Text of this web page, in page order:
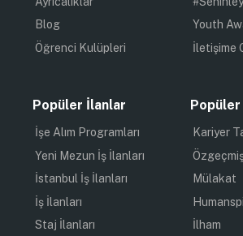
Blog
Öğrenci Kulüpleri
Youth
İletişime
Popüler İlanlar
İşe Alım Programları
Yeni Mezun İş İlanları
İstanbul İş İlanları
İş İlanları
Staj İlanları
Kariyer
Mülakat
İlham